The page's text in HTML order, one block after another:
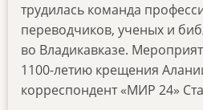
трудилась команда
переводчиков, ученых и
во Владикавказе.
1100-летию крещения
корреспондент «МИР 24»